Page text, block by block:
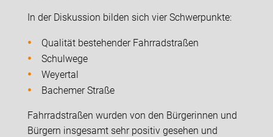
In der Diskussion bilden sich vier Schwerpunkte:
Qualität bestehender Fahrradstraßen
Schulwege
Weyertal
Bachemer Straße
Fahrradstraßen wurden von den Bürgerinnen und
Bürgern insgesamt sehr positiv gesehen und